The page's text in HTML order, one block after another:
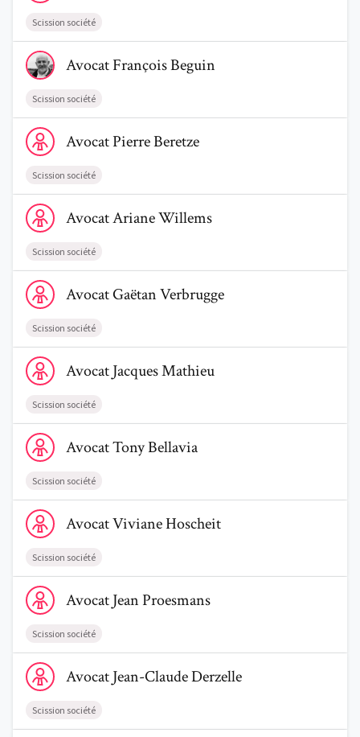
Scission société
Voir le profil de AvocatFrançois Beguin
AvocatFrançoisBeguin
Scission société
Voir le profil de AvocatPierre Beretze
AvocatPierreBeretze
Scission société
Voir le profil de AvocatAriane Willems
AvocatArianeWillems
Scission société
Voir le profil de AvocatGaëtan Verbrugge
AvocatGaëtanVerbrugge
Scission société
Voir le profil de AvocatJacques Mathieu
AvocatJacquesMathieu
Scission société
Voir le profil de AvocatTony Bellavia
AvocatTonyBellavia
Scission société
Voir le profil de AvocatViviane Hoscheit
AvocatVivianeHoscheit
Scission société
Voir le profil de AvocatJean Proesmans
AvocatJeanProesmans
Scission société
Voir le profil de AvocatJean-Claude Derzelle
AvocatJean-ClaudeDerzelle
Scission société